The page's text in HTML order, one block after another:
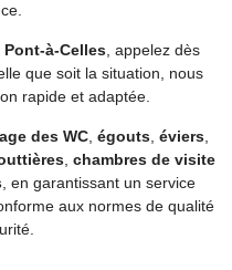
à-Celles, appelez dès
que soit la situation, nous
rapide et adaptée.
des WC, égouts, éviers,
, chambres de visite
, en garantissant un service
aux normes de qualité